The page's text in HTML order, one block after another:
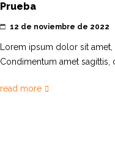
Prueba
12 de noviembre de 2022
Lorem ipsum dolor sit
Condimentum amet sagittis,
read more